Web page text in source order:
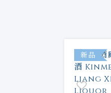
新品